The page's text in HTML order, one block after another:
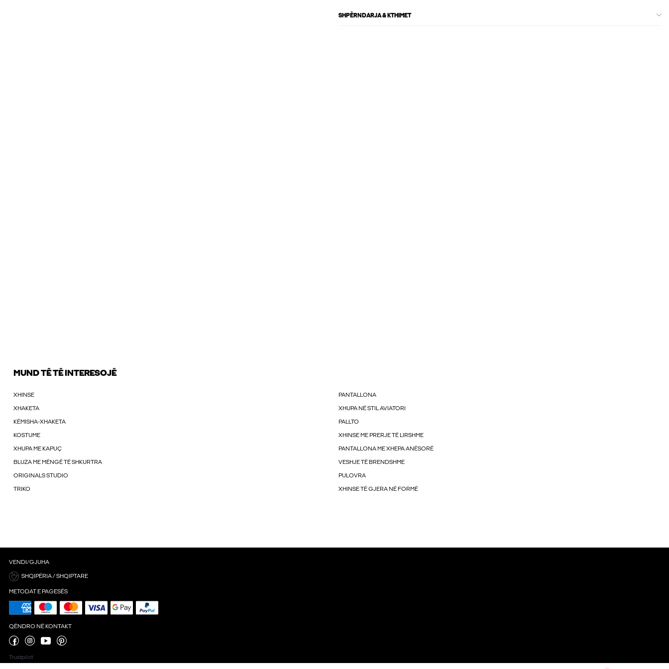
SHPËRNDARJA & KTHIMET
MUND TË TË INTERESOJË
XHINSE PANTALLONA
XHAKETA XHUPA NË STIL AVIATORI
KËMISHA-XHAKETA PALLTO
KOSTUME XHINSE ME PRERJE TË LIRSHME
XHUPA ME KAPUÇ PANTALLONA ME XHEPA ANËSORË
BLUZA ME MËNGË TË SHKURTRA VESHJE TË BRENDSHME
ORIGINALS STUDIO PULOVRA
TRIKO XHINSE TË GJERA NË FORMË
VENDI/GJUHA
SHQIPËRIA / SHQIPTARE
METODAT E PAGESËS
QËNDRO NË KONTAKT
Trustpilot